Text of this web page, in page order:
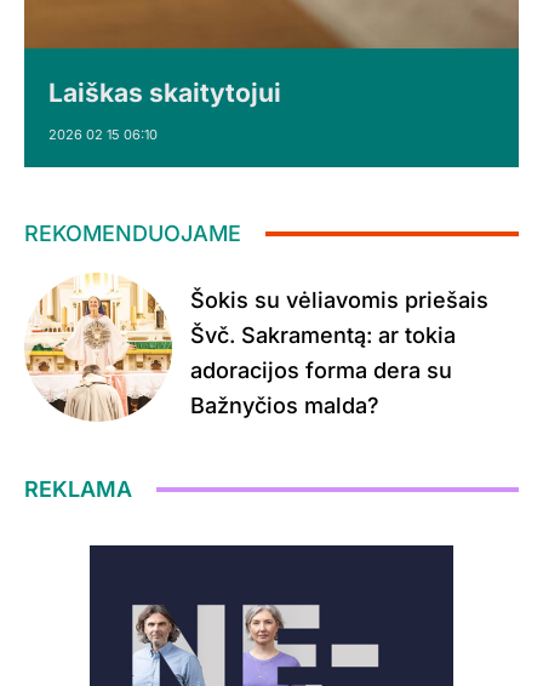
Laiškas skaitytojui
2026 02 15 06:10
REKOMENDUOJAME
Šokis su vėliavomis priešais
Švč. Sakramentą: ar tokia
adoracijos forma dera su
Bažnyčios malda?
REKLAMA